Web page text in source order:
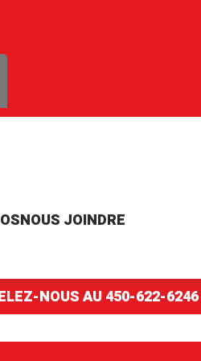
ou numéro de pièce
NOUS JOINDRE
NOUS AU450-622-6246